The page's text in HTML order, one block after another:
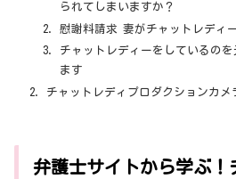
られてしまいますか？
慰謝料請求 妻がチャットレディ
チャットレディーをしているの
ます
チャットレディプロダクションカメ
弁護士サイトから学ぶ！